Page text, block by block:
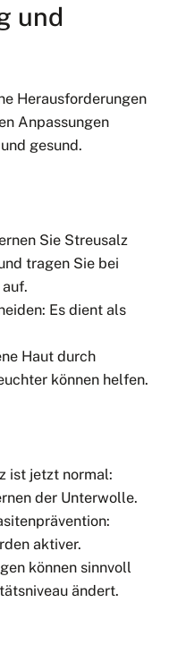
und
Herausforderungen
Anpassungen
gesund.
Sie Streusalz
tragen Sie bei
Es dient als
Haut durch
können helfen.
ist jetzt normal:
der Unterwolle.
aktiver.
können sinnvoll
ändert.